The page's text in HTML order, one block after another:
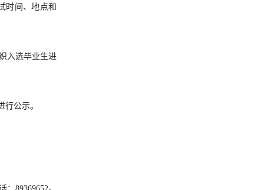
时间、地点和
入选毕业生进
公示。